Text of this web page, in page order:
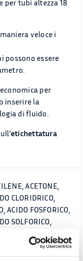
per tubi altezza 18
veloce i
possono essere
per
inserire la
di fluido.
etichettatura
ACETONE,
CLORIDRICO,
ACIDO FOSFORICO,
SOLFORICO,
CALDA, ACQUA
DI POZZO,